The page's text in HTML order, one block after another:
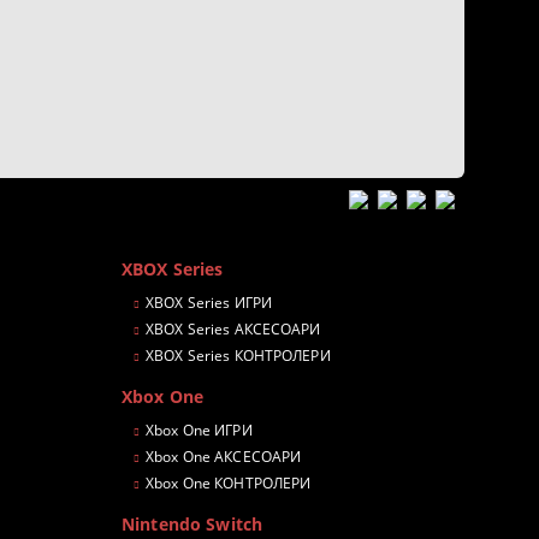
XBOX Series
XBOX Series ИГРИ
XBOX Series АКСЕСОАРИ
XBOX Series КОНТРОЛЕРИ
Xbox One
Xbox One ИГРИ
Xbox One АКСЕСОАРИ
Xbox One КОНТРОЛЕРИ
Nintendo Switch